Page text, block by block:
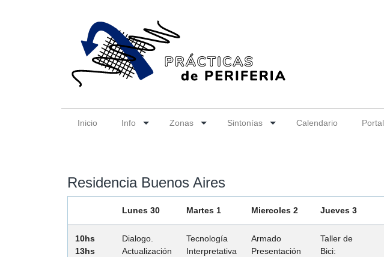
Inicio Info Zonas Sintonías Calendario Portal
Residencia Buenos Aires
Lunes 30 Martes 1 Miercoles 2 Jueves 3
10hs
13hs
Dialogo.
Actualización
Tecnología
Interpretativa
Armado
Presentación
Taller de
Bici: